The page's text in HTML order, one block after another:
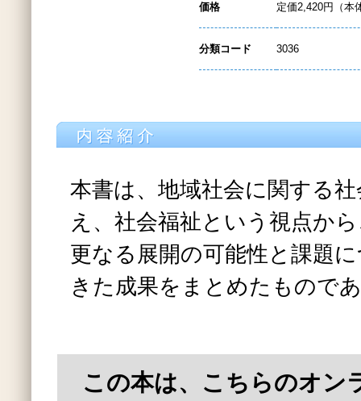
価格 定価2,420円（本
分類コード 3036
本書は、地域社会に関する
え、社会福祉という視点か
更なる展開の可能性と課題
きた成果をまとめたもので
この本は、こちらのオン